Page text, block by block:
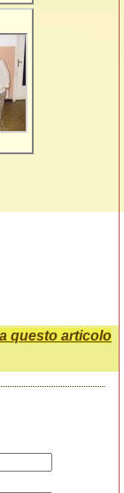
questo articolo